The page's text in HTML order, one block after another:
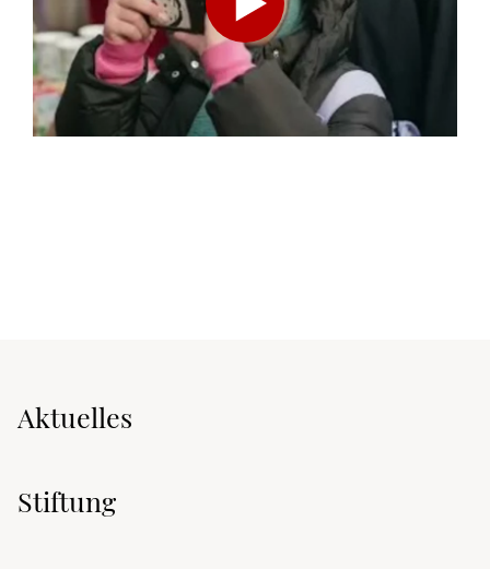
Aktuelles
Stiftung